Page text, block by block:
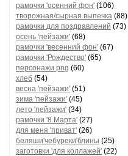
рамочки 'осенний фон' (106)
творожная/сырная выпечка (88)
рамочки для поздравлений (73)
осень 'пейзажи' (68)
рамочки 'весенний фон' (67)
рамочки 'Рождество' (65)
персонажи png (60)
хлеб (54)
весна 'пейзажи' (51)
зима 'пейзажи' (45)
лето 'пейзажи' (34)
рамочки '8 Марта' (27)
для меня 'приват' (26)
беляши'чебуреки'блины (25)
заготовки 'для коллажей' (22)